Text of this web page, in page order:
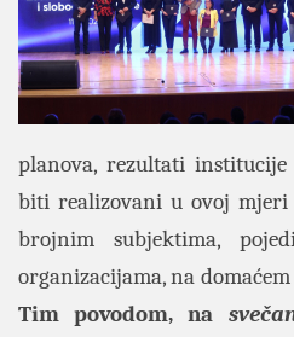
planova, rezultati institucije
biti realizovani u ovoj
brojnim subjektima,
organizacijama, na
Tim povodom, na